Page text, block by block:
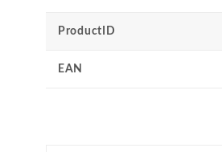
ProductID
EAN